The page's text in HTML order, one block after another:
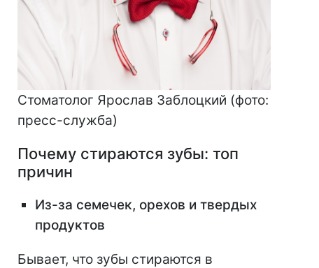
Стоматолог Ярослав Заблоцкий (фото:
пресс-служба)
Почему стираются зубы: топ
причин
Из-за семечек, орехов и твердых
продуктов
Бывает, что зубы стираются в